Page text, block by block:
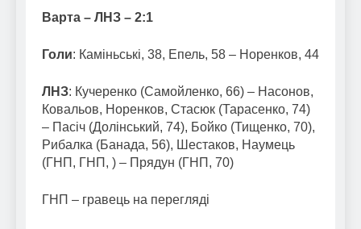
Варта – ЛНЗ – 2:1
Голи: Каміньські, 38, Епель, 58 – Норенков, 44
ЛНЗ: Кучеренко (Самойленко, 66) – Насонов,
Ковальов, Норенков, Стасюк (Тарасенко, 74)
– Пасіч (Долінський, 74), Бойко (Тищенко, 70),
Рибалка (Банада, 56), Шестаков, Наумець
(ГНП, ГНП, ) – Прядун (ГНП, 70)
ГНП – гравець на перегляді